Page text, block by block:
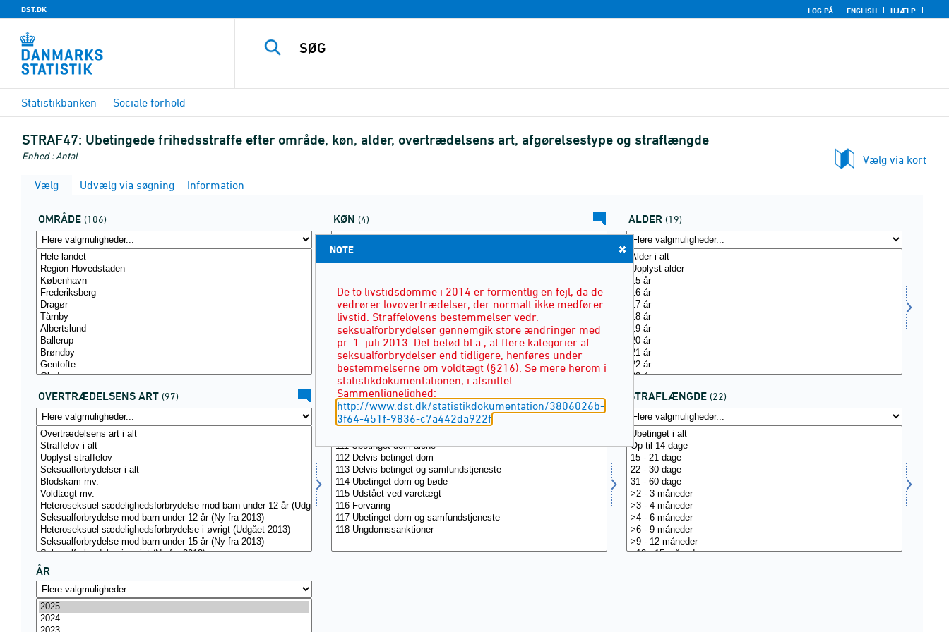
DST.DK LOG PÅ ENGLISH HJÆLP
Statistikbanken Sociale forhold
STRAF47: Ubetingede frihedsstraffe efter område, køn, alder, overtrædelsens art, afgørelsestype og straflængde
Enhed : Antal
Vælg via kort
Vælg
Udvælg via søgning Information
OMRÅDE (106) KØN (4) ALDER (19)
OVERTRÆDELSENS ART (97) AFGØRELSESTYPE (9) STRAFLÆNGDE (22)
ÅR
NOTE
De to livstidsdomme i 2014 er formentlig en fejl, da de
vedrører lovovertrædelser, der normalt ikke medfører
livstid. Straffelovens bestemmelser vedr.
seksualforbrydelser gennemgik store ændringer med
pr. 1. juli 2013. Det betød bl.a., at flere kategorier af
seksualforbrydelser end tidligere, henføres under
bestemmelserne om voldtægt (§216). Se mere herom i
statistikdokumentationen, i afsnittet
Sammenlignelighed:
http://www.dst.dk/statistikdokumentation/3806026b-
3f64-451f-9836-c7a442da922f